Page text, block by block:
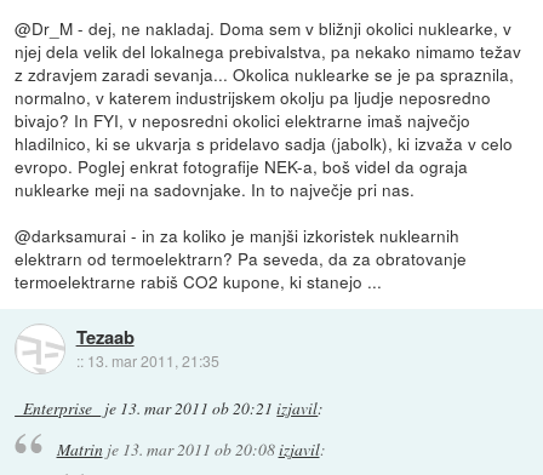
@Dr_M - dej, ne nakladaj. Doma sem v bližnji okolici nuklearke, v
njej dela velik del lokalnega prebivalstva, pa nekako nimamo težav
z zdravjem zaradi sevanja... Okolica nuklearke se je pa spraznila,
normalno, v katerem industrijskem okolju pa ljudje neposredno
bivajo? In FYI, v neposredni okolici elektrarne imaš največjo
hladilnico, ki se ukvarja s pridelavo sadja (jabolk), ki izvaža v celo
evropo. Poglej enkrat fotografije NEK-a, boš videl da ograja
nuklearke meji na sadovnjake. In to največje pri nas.
@darksamurai - in za koliko je manjši izkoristek nuklearnih
elektrarn od termoelektrarn? Pa seveda, da za obratovanje
termoelektrarne rabiš CO2 kupone, ki stanejo ...
Tezaab
:: 13. mar 2011, 21:35
_Enterprise_ je 13. mar 2011 ob 20:21 izjavil:
Matrinje 13. mar 2011 ob 20:08izjavil: